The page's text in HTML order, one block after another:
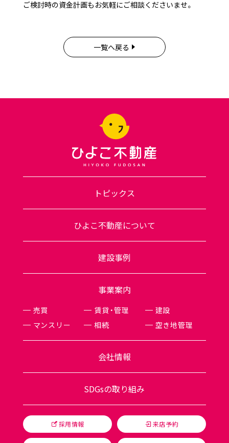
ご検討時の資金計画もお気軽にご相談くださいませ。
一覧へ戻る
トピックス
ひよこ不動産について
建設事例
事業案内
売買 賃貸・管理
建設
マンスリー
相続 空き地管理
会社情報
SDGsの取り組み
採用情報 来店予約